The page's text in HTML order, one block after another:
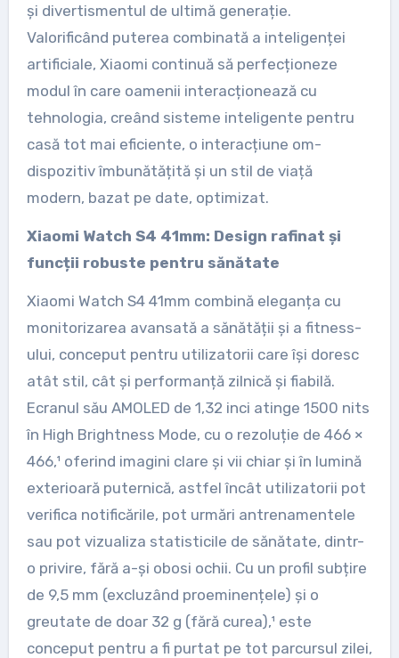
și divertismentul de ultimă generație.
Valorificând puterea combinată a inteligenței
artificiale, Xiaomi continuă să perfecționeze
modul în care oamenii interacționează cu
tehnologia, creând sisteme inteligente pentru
casă tot mai eficiente, o interacțiune om-
dispozitiv îmbunătățită și un stil de viață
modern, bazat pe date, optimizat.
Xiaomi Watch S4 41mm: Design rafinat și
funcții robuste pentru sănătate
Xiaomi Watch S4 41mm combină eleganța cu
monitorizarea avansată a sănătății și a fitness-
ului, conceput pentru utilizatorii care își doresc
atât stil, cât și performanță zilnică și fiabilă.
Ecranul său AMOLED de 1,32 inci atinge 1500 nits
în High Brightness Mode, cu o rezoluție de 466 ×
466,¹ oferind imagini clare și vii chiar și în lumină
exterioară puternică, astfel încât utilizatorii pot
verifica notificările, pot urmări antrenamentele
sau pot vizualiza statisticile de sănătate, dintr-
o privire, fără a-și obosi ochii. Cu un profil subțire
de 9,5 mm (excluzând proeminențele) și o
greutate de doar 32 g (fără curea),¹ este
conceput pentru a fi purtat pe tot parcursul zilei,